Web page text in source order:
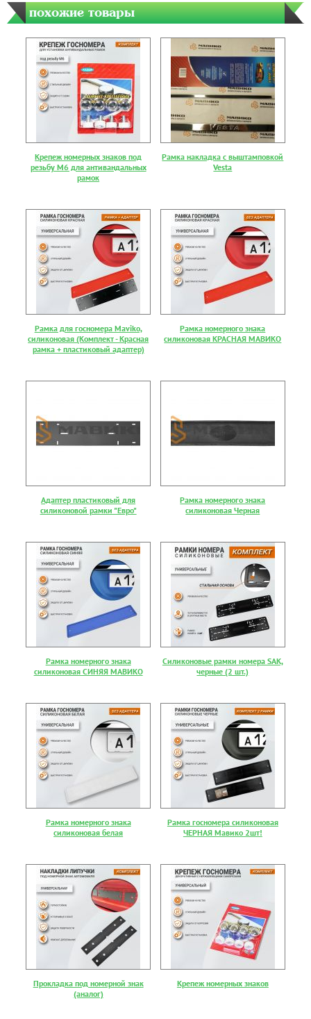
похожие товары
Крепеж номерных знаков под
резьбу М6 для антивандальных
рамок
Рамка накладка с выштамповкой
Vesta
Рамка для госномера Maviko,
силиконовая (Комплект - Красная
рамка + пластиковый адаптер)
Рамка номерного знака
силиконовая КРАСНАЯ МАВИКО
Адаптер пластиковый для
силиконовой рамки "Евро"
Рамка номерного знака
силиконовая Черная
Рамка номерного знака
силиконовая СИНЯЯ МАВИКО
Силиконовые рамки номера SAK,
черные (2 шт.)
Рамка номерного знака
силиконовая белая
Рамка госномера силиконовая
ЧЕРНАЯ Мавико 2шт!
Прокладка под номерной знак
(аналог)
Крепеж номерных знаков